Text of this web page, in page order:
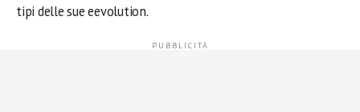
tipi delle sue eevolution.